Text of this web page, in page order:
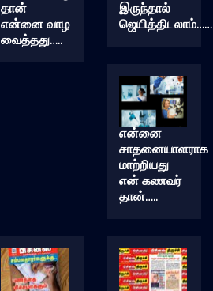
தான்
என்னை வாழ
வைத்தது…..
இருந்தால்
என்னை
சாதனையாளராக
மாற்றியது
என் கணவர்
தான்…..